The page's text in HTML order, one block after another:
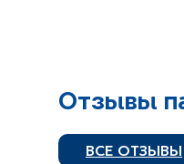
Отзывы
ВСЕ ОТЗЫВЫ